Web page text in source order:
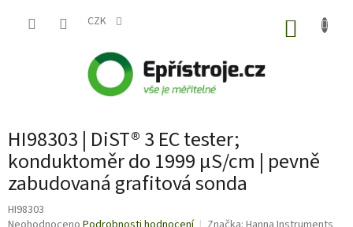
CZK
HI98303 | DiST® 3 EC tester;
konduktoměr do 1999 µS/cm | pevně
zabudovaná grafitová sonda
HI98303